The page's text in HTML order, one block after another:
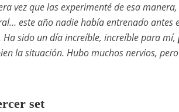
vez que las experimenté de esa
este año nadie había entrenado antes
Ha sido un día increíble, increíble para mí,
la situación. Hubo muchos nervios,
set